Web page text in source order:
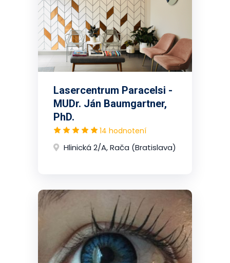
Lasercentrum Paracelsi -
MUDr. Ján Baumgartner,
PhD.
14 hodnotení
Hlinická 2/A, Rača (Bratislava)